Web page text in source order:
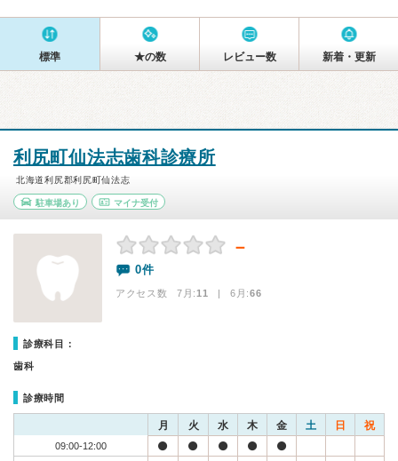
標準 ★の数 レビュー数 新着・更新
利尻町仙法志歯科診療所
北海道利尻郡利尻町仙法志
駐車場あり マイナ受付
－
0件
アクセス数 7月:11 | 6月:66
診療科目：
歯科
診療時間
月 火 水 木 金 土 日 祝
09:00-12:00